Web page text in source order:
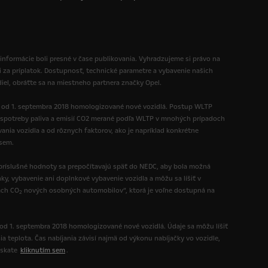
boli presné v čase publikovania. Vyhradzujeme si právo na
príplatok. Dostupnosť, technické parametre a vybavenie našich
obráťte sa na miestneho partnera značky Opel.
1. septembra 2018 homologizované nové vozidlá. Postup WLTP
paliva a emisií CO2 merané podľa WLTP v mnohých prípadoch
vozidla a od rôznych faktorov, ako je napríklad konkrétne
hodnoty sa prepočítavajú späť do NEDC, aby bola možná
vybavenie ani doplnkové vybavenie vozidla a môžu sa líšiť v
CO2 nových osobných automobilov“, ktorá je voľne dostupná na
1. septembra 2018 homologizované nové vozidlá. Údaje sa môžu líšiť
Čas nabíjania závisí najmä od výkonu nabíjačky vo vozidle,
kliknutím sem .